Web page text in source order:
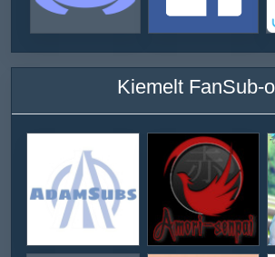
Kiemelt FanSub-